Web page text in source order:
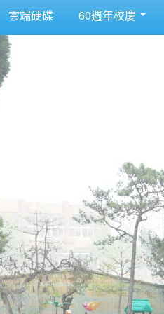
雲端硬碟 60週年校慶